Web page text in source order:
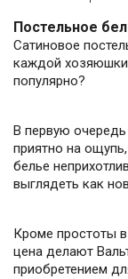
Постельное
Сатиновое
каждой
популярно?
В первую очередь
приятно на
белье
выглядеть как
Кроме простоты
цена делают
приобретением